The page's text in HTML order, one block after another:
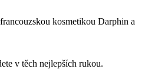
kosmetikou Darphin a
v těch nejlepších rukou.